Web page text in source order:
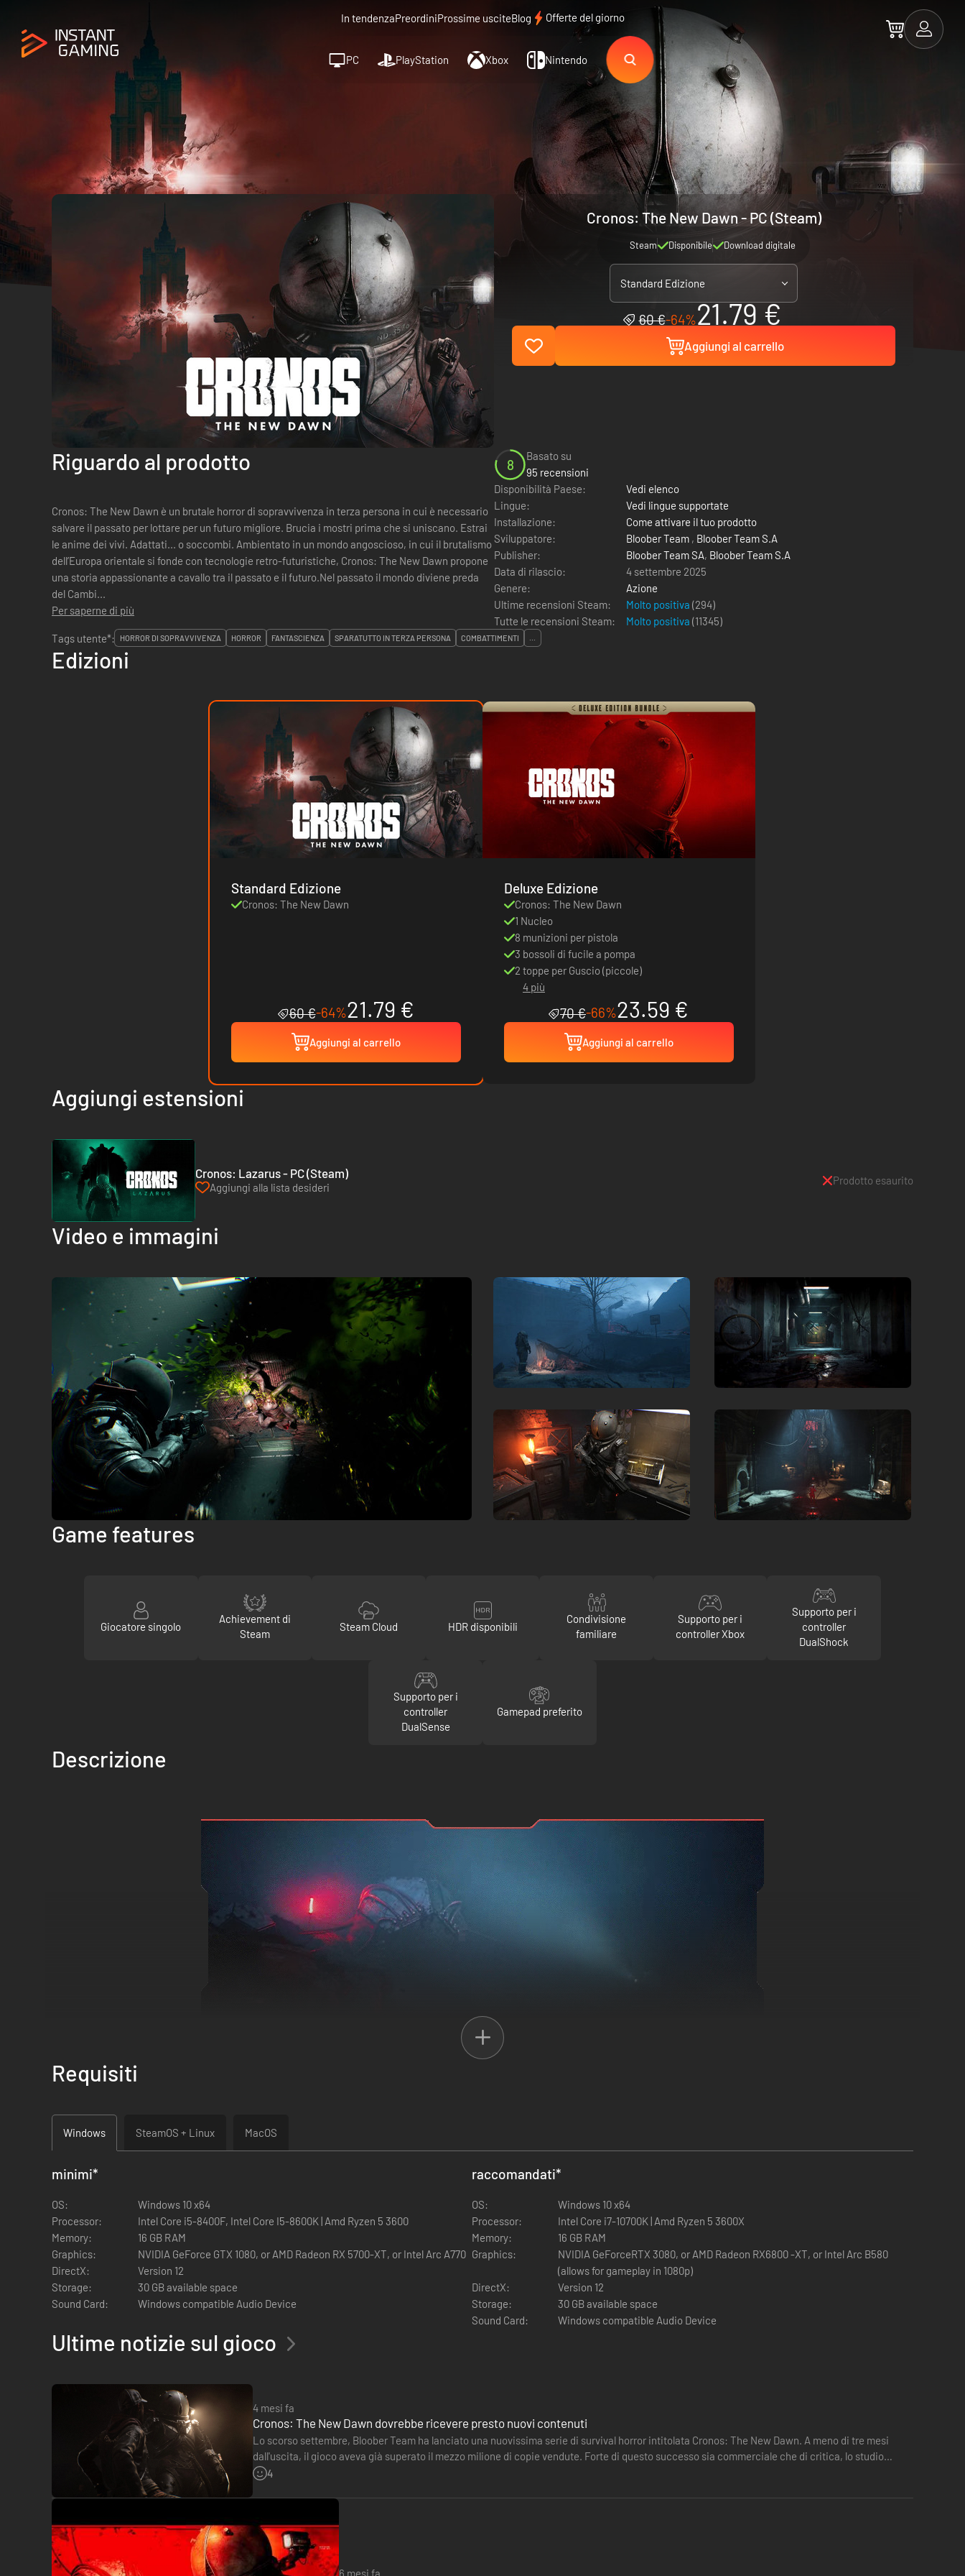
In tendenzaPreordiniProssime usciteBlog Offerte del giorno
PC PlayStation Xbox Nintendo
Cronos: The New Dawn - PC (Steam)
Steam Disponibile Download digitale
Standard Edizione
60 €-64%21.79 €
Aggiungi al carrello
Riguardo al prodotto
Cronos: The New Dawn è un brutale horror di sopravvivenza in terza persona in cui è necessario
salvare il passato per lottare per un futuro migliore. Brucia i mostri prima che si uniscano. Estrai
le anime dei vivi. Adattati... o soccombi. Ambientato in un mondo angoscioso, in cui il brutalismo
dell’Europa orientale si fonde con tecnologie retro-futuristiche, Cronos: The New Dawn propone
una storia appassionante a cavallo tra il passato e il futuro.Nel passato il mondo diviene preda
del Cambi...
Per saperne di più
8
Basato su
95 recensioni
Disponibilità Paese:
Vedi elenco
Lingue:
Vedi lingue supportate
Installazione:
Come attivare il tuo prodotto
Sviluppatore:
Bloober Team , Bloober Team S.A
Publisher:
Bloober Team SA, Bloober Team S.A
Data di rilascio:
4 settembre 2025
Genere:
Azione
Ultime recensioni Steam:
Molto positiva (294)
Tutte le recensioni Steam:
Molto positiva (11345)
Tags utente*:
HORROR DI SOPRAVVIVENZA HORROR FANTASCIENZA SPARATUTTO IN TERZA PERSONA COMBATTIMENTI ...
Edizioni
Standard Edizione
Cronos: The New Dawn
60 €-64%21.79 €
Aggiungi al carrello
Deluxe Edizione
Cronos: The New Dawn
1 Nucleo
8 munizioni per pistola
3 bossoli di fucile a pompa
2 toppe per Guscio (piccole)
4 più
70 €-66%23.59 €
Aggiungi al carrello
Aggiungi estensioni
Cronos: Lazarus - PC (Steam)
Aggiungi alla lista desideri
Prodotto esaurito
Video e immagini
Game features
Giocatore singolo
Achievement di
Steam
Steam Cloud HDR disponibili
Condivisione
familiare
Supporto per i
controller Xbox
Supporto per i
controller
DualShock
Supporto per i
controller
DualSense
Gamepad preferito
Descrizione
Cronos: The New Dawn è un brutale horror di sopravvivenza in terza persona in cui è necessario salvare il passato per lottare per un futuro migliore. Brucia i mostri prima che si uniscano.
Ambientato in un mondo angoscioso, in cui il brutalismo dell’Europa orientale si fonde con tecnologie retro-futuristiche, Cronos: The New Dawn propone una storia appassionante a cavallo
tra il passato e il futuro.
Nel passato il mondo diviene preda del Cambiamento, un cataclisma che ha alterato per sempre l’umanità; nel frattempo, nelle lande devastate del futuro, ogni singolo istante è scandito
dalla lotta per la sopravvivenza, minacciata da spietati abomini che mettono costantemente alla prova i tuoi riflessi e il tuo pensiero tattico.
In qualità di Transitante alle dipendenze dell’enigmatico Collettivo, il tuo incarico è quello di passare al setaccio le lande devastate del futuro alla ricerca di specifici varchi temporali che ti
permettano di tornare alla Polonia degli anni ‘80.
Requisiti
Windows SteamOS + Linux MacOS
minimi*
OS:
Windows 10 x64
Processor:
Intel Core i5-8400F, Intel Core I5-8600K | Amd Ryzen 5 3600
Memory:
16 GB RAM
Graphics:
NVIDIA GeForce GTX 1080, or AMD Radeon RX 5700-XT, or Intel Arc A770
DirectX:
Version 12
Storage:
30 GB available space
Sound Card:
Windows compatible Audio Device
raccomandati*
OS:
Windows 10 x64
Processor:
Intel Core i7-10700K | Amd Ryzen 5 3600X
Memory:
16 GB RAM
Graphics:
NVIDIA GeForceRTX 3080, or AMD Radeon RX6800 -XT, or Intel Arc B580
(allows for gameplay in 1080p)
DirectX:
Version 12
Storage:
30 GB available space
Sound Card:
Windows compatible Audio Device
Ultime notizie sul gioco
4 mesi fa
Cronos: The New Dawn dovrebbe ricevere presto nuovi contenuti
Lo scorso settembre, Bloober Team ha lanciato una nuovissima serie di survival horror intitolata Cronos: The New Dawn. A meno di tre mesi
dall'uscita, il gioco aveva già superato il mezzo milione di copie vendute. Forte di questo successo sia commerciale che di critica, lo studio
polacco sembra preparare…
4
6 mesi fa